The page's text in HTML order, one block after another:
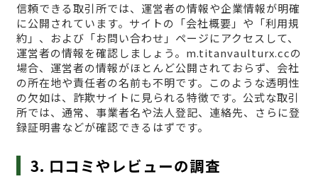
信頼できる取引所では、運営者の情報や企業情報が明確
に公開されています。サイトの「会社概要」や「利用規
約」、および「お問い合わせ」ページにアクセスして、
運営者の情報を確認しましょう。m.titanvaulturx.ccの
場合、運営者の情報がほとんど公開されておらず、会社
の所在地や責任者の名前も不明です。このような透明性
の欠如は、詐欺サイトに見られる特徴です。公式な取引
所では、通常、事業者名や法人登記、連絡先、さらに登
録証明書などが確認できるはずです。
3. 口コミやレビューの調査